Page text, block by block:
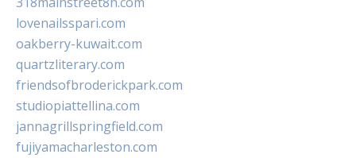
lovenailsspari.com
oakberry-kuwait.com
quartzliterary.com
friendsofbroderickpark.com
studiopiattellina.com
jannagrillspringfield.com
fujiyamacharleston.com